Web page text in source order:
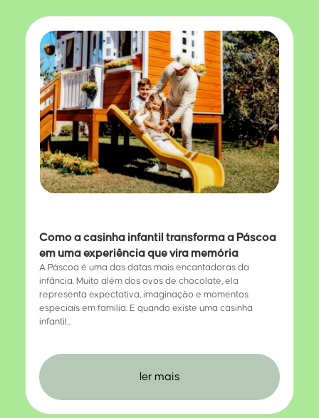
Como a casinha infantil transforma a Páscoa
em uma experiência que vira memória
A Páscoa é uma das datas mais encantadoras da
infância. Muito além dos ovos de chocolate, ela
representa expectativa, imaginação e momentos
especiais em família. E quando existe uma casinha
infantil...
ler mais